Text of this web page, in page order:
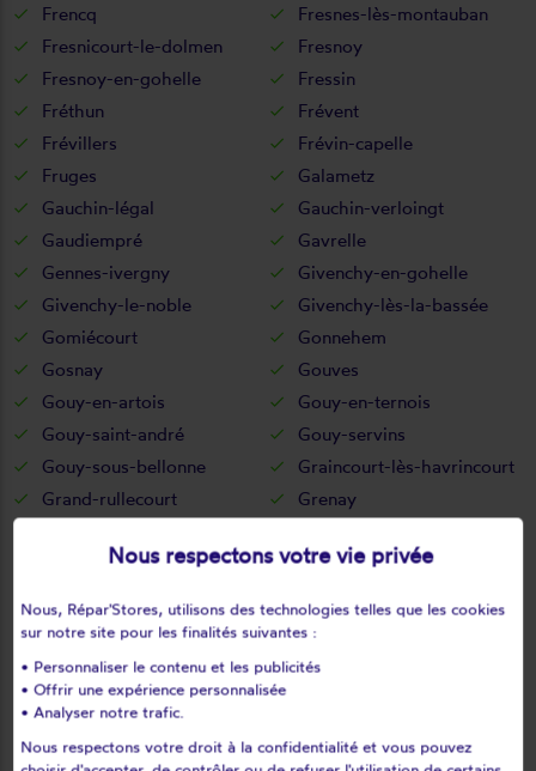
Frencq
Fresnes-lès-montauban
Fresnicourt-le-dolmen
Fresnoy
Fresnoy-en-gohelle
Fressin
Fréthun
Frévent
Frévillers
Frévin-capelle
Fruges
Galametz
Gauchin-légal
Gauchin-verloingt
Gaudiempré
Gavrelle
Gennes-ivergny
Givenchy-en-gohelle
Givenchy-le-noble
Givenchy-lès-la-bassée
Gomiécourt
Gonnehem
Gosnay
Gouves
Gouy-en-artois
Gouy-en-ternois
Gouy-saint-andré
Gouy-servins
Gouy-sous-bellonne
Graincourt-lès-havrincourt
Grand-rullecourt
Grenay
Grincourt-lès-pas
Groffliers
Guemps
Guigny
Guinecourt
Guînes
Guisy
Haillicourt
Halinghen
Hallines
Nous respectons votre vie privée
Nous, Répar'Stores, utilisons des technologies telles que les cookies
sur notre site pour les finalités suivantes :
• Personnaliser le contenu et les publicités
• Offrir une expérience personnalisée
• Analyser notre trafic.
Nous respectons votre droit à la confidentialité et vous pouvez